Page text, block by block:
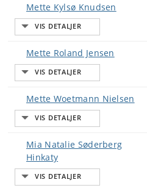
Mette Kylsø Knudsen
Mette Roland Jensen
Mette Woetmann Nielsen
Mia Natalie Søderberg
Hinkaty